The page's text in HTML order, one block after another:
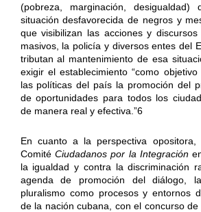
(pobreza, marginación, desigualdad)
situación desfavorecida de negros y
que visibilizan las acciones y
masivos, la policía y diversos entes del
tributan al mantenimiento de esa
exigir el establecimiento “como
las políticas del país la promoción del
de oportunidades para todos los
de manera real y efectiva.”6
En cuanto a la perspectiva opositora,
Comité Ciudadanos por la Integración
la igualdad y contra la discriminación
agenda de promoción del diálogo,
pluralismo como procesos y entornos
de la nación cubana, con el concurso